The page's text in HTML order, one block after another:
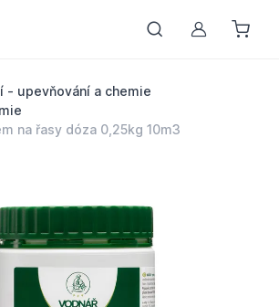
Můj účet
- upevňování a chemie
na řasy dóza 0,25kg 10m3